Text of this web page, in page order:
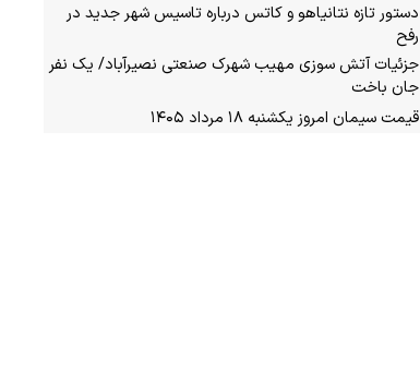
دستور تازه نتانیاهو و کاتس درباره تاسیس شهر جدید در
رفح
جزئیات آتش سوزی مهیب شهرک صنعتی نصیرآباد/ یک نفر
جان باخت
قیمت سیمان امروز یکشنبه ۱۸ مرداد ۱۴۰۵